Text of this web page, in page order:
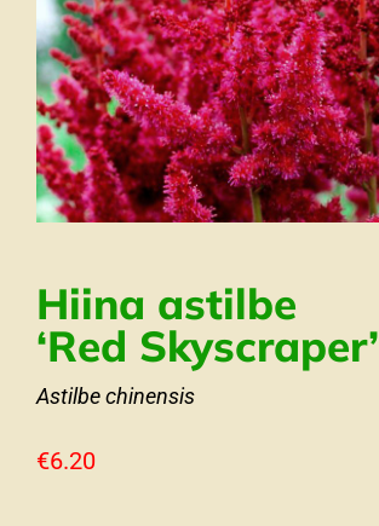
Hiina astilbe
‘Red Skyscraper’
Astilbe chinensis
€6.20